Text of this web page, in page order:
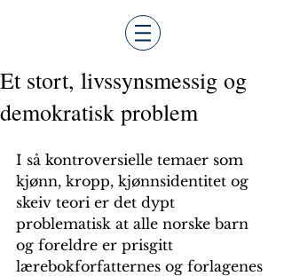
Et stort, livssynsmessig og
demokratisk problem
I så kontroversielle temaer som
kjønn, kropp, kjønnsidentitet og
skeiv teori er det dypt
problematisk at alle norske barn
og foreldre er prisgitt
lærebokforfatternes og forlagenes